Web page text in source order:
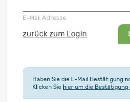
E-Mail Adresse
zurück zum Login
Haben Sie die E-Mail Bestätigung
Klicken Sie hier um die